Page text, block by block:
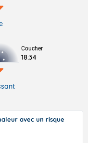
Coucher
18:34
avec un risque